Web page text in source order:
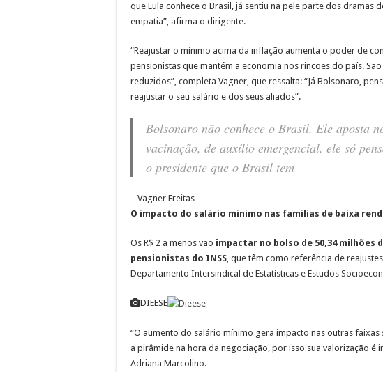
que Lula conhece o Brasil, já sentiu na pele parte dos dramas
empatia”, afirma o dirigente.
“Reajustar o mínimo acima da inflação aumenta o poder de
pensionistas que mantém a economia nos rincões do país.
reduzidos”, completa Vagner, que ressalta: “Já Bolsonaro,
reajustar o seu salário e dos seus aliados”.
Bolsonaro não conhece o Brasil. Ele aposta
vacinação, de auxílio emergencial, ele só
o presidente que o Brasil tem
– Vagner Freitas
O impacto do salário mínimo nas famílias de baixa
Os R$ 2 a menos vão impactar no bolso de 50,34 milhões
pensionistas do INSS, que têm como referência de
Departamento Intersindical de Estatísticas e Estudos
DIEESE
“O aumento do salário mínimo gera impacto nas outras
a pirâmide na hora da negociação, por isso sua valorização é
Adriana Marcolino.